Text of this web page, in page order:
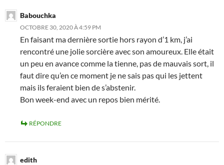
Babouchka
OCTOBRE 30, 2020 À 4:59 PM
En faisant ma dernière sortie hors rayon d’1 km, j’ai
rencontré une jolie sorcière avec son amoureux. Elle était
un peu en avance comme la tienne, pas de mauvais sort, il
faut dire qu’en ce moment je ne sais pas qui les jettent
mais ils feraient bien de s’abstenir.
Bon week-end avec un repos bien mérité.
RÉPONDRE
edith